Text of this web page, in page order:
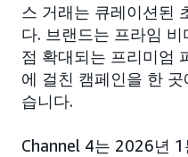
스 거래는 큐레이션된
다. 브랜드는 프라임
점 확대되는 프리미엄
에 걸친 캠페인을 한
습니다.
Channel 4는 2026년